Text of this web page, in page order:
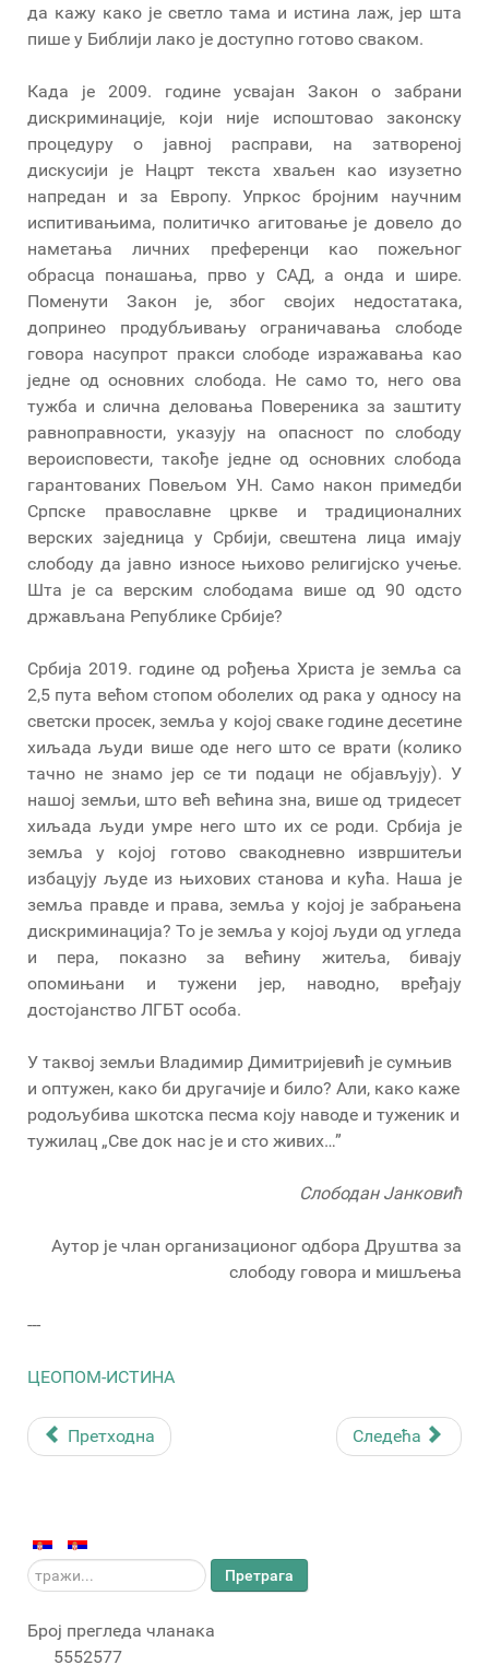
да кажу како је светло тама и истина лаж, јер шта
пише у Библији лако је доступно готово сваком.
Када је 2009. године усвајан Закон о забрани
дискриминације, који није испоштовао законску
процедуру о јавној расправи, на затвореној
дискусији је Нацрт текста хваљен као изузетно
напредан и за Европу. Упркос бројним научним
испитивањима, политичко агитовање је довело до
наметања личних преференци као пожељног
обрасца понашања, прво у САД, а онда и шире.
Поменути Закон је, због својих недостатака,
допринео продубљивању ограничавања слободе
говора насупрот пракси слободе изражавања као
једне од основних слобода. Не само то, него ова
тужба и слична деловања Повереника за заштиту
равноправности, указују на опасност по слободу
вероисповести, такође једне од основних слобода
гарантованих Повељом УН. Само након примедби
Српске православне цркве и традиционалних
верских заједница у Србији, свештена лица имају
слободу да јавно износе њихово религијско учење.
Шта је са верским слободама више од 90 одсто
држављана Републике Србије?
Србија 2019. године од рођења Христа је земља са
2,5 пута већом стопом оболелих од рака у односу на
светски просек, земља у којој сваке године десетине
хиљада људи више оде него што се врати (колико
тачно не знамо јер се ти подаци не објављују). У
нашој земљи, што већ већина зна, више од тридесет
хиљада људи умре него што их се роди. Србија је
земља у којој готово свакодневно извршитељи
избацују људе из њихових станова и кућа. Наша је
земља правде и права, земља у којој је забрањена
дискриминација? То је земља у којој људи од угледа
и пера, показно за већину житеља, бивају
опомињани и тужени јер, наводно, вређају
достојанство ЛГБТ особа.
У таквој земљи Владимир Димитријевић је сумњив
и оптужен, како би другачије и било? Али, како каже
родољубива шкотска песма коју наводе и туженик и
тужилац „Све док нас је и сто живих…”
Слободан Јанковић
Аутор је члан организационог одбора Друштва за
слободу говора и мишљења
---
ЦЕОПОМ-ИСТИНА
Претходна Следећа
тражи... Претрага
Број прегледа чланака
5552577